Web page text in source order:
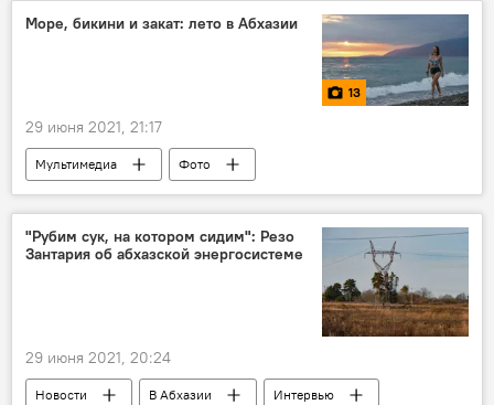
Море, бикини и закат: лето в Абхазии
13
29 июня 2021, 21:17
Мультимедиа
Фото
Отдых в Абхазии
В Абхазии
"Рубим сук, на котором сидим": Резо
Зантария об абхазской энергосистеме
29 июня 2021, 20:24
Новости В Абхазии
Интервью